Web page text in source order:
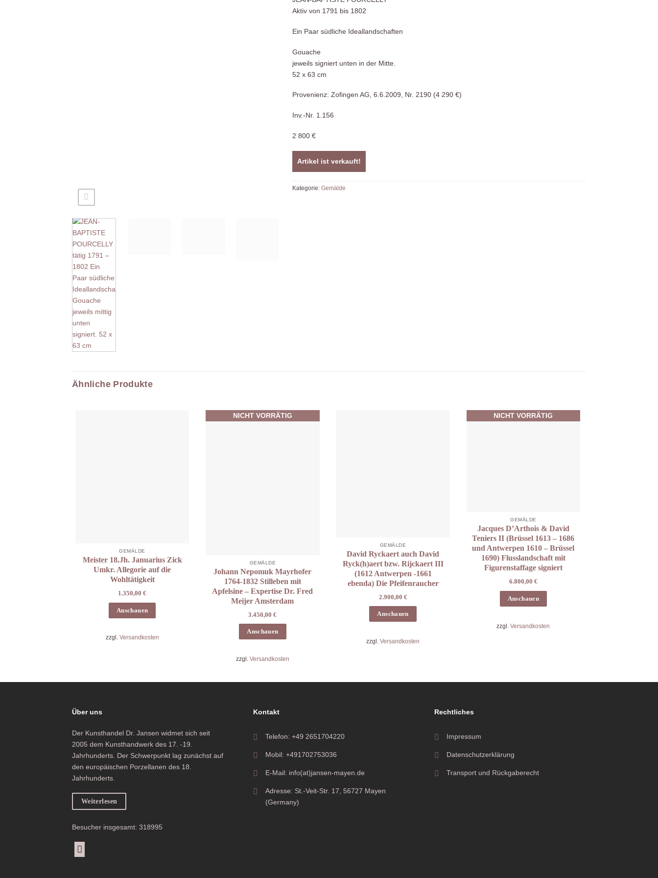
Aktiv von 1791 bis 1802
Ein Paar südliche Ideallandschaften
Gouache
jeweils signiert unten in der Mitte.
52 x 63 cm
Provenienz: Zofingen AG, 6.6.2009, Nr. 2190 (4 290 €)
Inv.-Nr. 1.156
2 800 €
Artikel ist verkauft!
Kategorie: Gemälde
Ähnliche Produkte
GEMÄLDE
Meister 18.Jh. Januarius Zick
Umkr. Allegorie auf die
Wohltätigkeit
1.350,00€
Anschauen
zzgl. Versandkosten
NICHT VORRÄTIG
GEMÄLDE
Johann Nepomuk Mayrhofer
1764-1832 Stilleben mit
Apfelsine – Expertise Dr. Fred
Meijer Amsterdam
3.450,00€
Anschauen
zzgl. Versandkosten
GEMÄLDE
David Ryckaert auch David
Ryck(h)aert bzw. Rijckaert III
(1612 Antwerpen -1661
ebenda) Die Pfeifenraucher
2.900,00 €
Anschauen
zzgl.Versandkosten
NICHT VORRÄTIG
GEMÄLDE
Jacques D’Arthois & David
Teniers II (Brüssel 1613 – 1686
und Antwerpen 1610 – Brüssel
1690) Flusslandschaft mit
Figurenstaffage signiert
6.800,00 €
Anschauen
zzgl.Versandkosten
Über uns
Der Kunsthandel Dr. Jansen widmet sich seit
2005 dem Kunsthandwerk des 17. -19.
Jahrhunderts. Der Schwerpunkt lag zunächst auf
den europäischen Porzellanen des 18.
Jahrhunderts.
Weiterlesen
Besucher insgesamt: 318995
Kontakt
Telefon: +49 2651704220
Mobil: +491702753036
E-Mail: info(at)jansen-mayen.de
Adresse: St.-Veit-Str. 17, 56727 Mayen
(Germany)
Rechtliches
Impressum
Datenschutzerklärung
Transport und Rückgaberecht